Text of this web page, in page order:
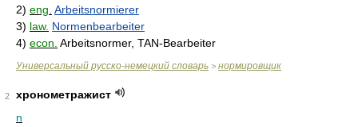
2) eng. Arbeitsnormierer
3) law. Normenbearbeiter
4) econ. Arbeitsnormer, TAN-Bearbeiter
Универсальный русско-немецкий словарь > нормировщик
2
хронометражист
n